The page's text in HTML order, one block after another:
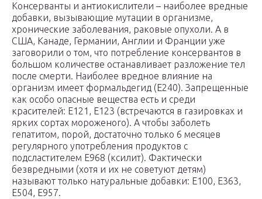
Консерванты и антиокислители – наиболее вредные
добавки, вызывающие мутации в организме,
хронические заболевания, раковые опухоли. А в
США, Канаде, Германии, Англии и Франции уже
заговорили о том, что потребление консервантов в
большом количестве останавливает разложение тел
после смерти. Наиболее вредное влияние на
организм имеет формальдегид (E240). Запрещенные
как особо опасные вещества есть и среди
красителей: Е121, Е123 (встречаются в газировках и
ярких сортах мороженого). А чтобы заболеть
гепатитом, порой, достаточно только 6 месяцев
регулярного употребления продуктов с
подсластителем Е968 (ксилит). Фактически
безвредными (хотя и их не советуют детям)
называют только натуральные добавки: Е100, Е363,
Е504, Е957.